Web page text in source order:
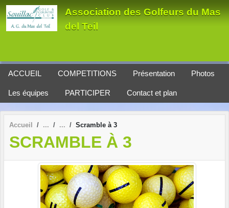
Association des Golfeurs du Mas
del Teil
ACCUEIL COMPETITIONS Présentation Photos
Les équipes PARTICIPER Contact et plan
Accueil Scramble à 3
SCRAMBLE À 3
Panneau de gestion des cookies